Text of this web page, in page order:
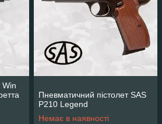
Win
Пневматичний пістолет SAS
P210 Legend
Немає в наявності